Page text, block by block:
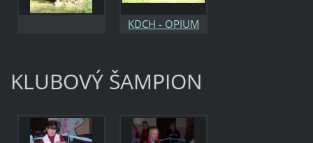
KDCH - OPIUM
M. Tesařová.jpg
KLUBOVÝ ŠAMPION